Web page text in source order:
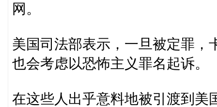
网。
美国司法部表示，一旦被定罪，
也会考虑以恐怖主义罪名起诉。
在这些人出乎意料地被引渡到美